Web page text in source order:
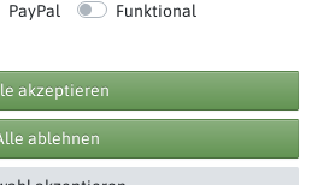
& Co KG. Alle Rechte vorbehalten.
Preisempfehlung des Herstellers
PayPal
Funktional
akzeptieren
ablehnen